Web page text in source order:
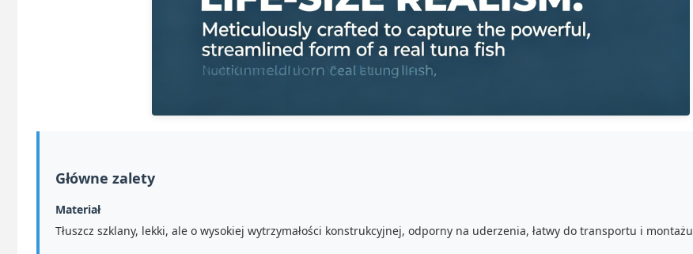
Główne zalety
Materiał
Tłuszcz szklany, lekki, ale o wysokiej wytrzymałości konstrukcyjnej, odporny na uderzenia, łatwy do transportu i montażu